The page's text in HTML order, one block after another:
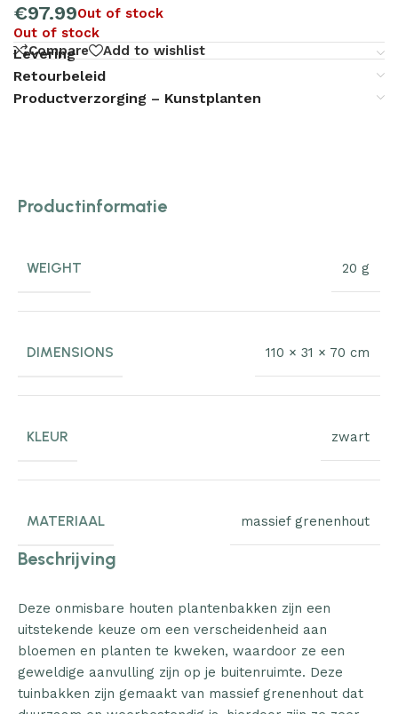
€97.99Out of stock
Out of stock
Compare
Add to wishlist
Levering
Retourbeleid
Productverzorging – Kunstplanten
Productinformatie
WEIGHT 20 g
DIMENSIONS 110 × 31 × 70 cm
KLEUR zwart
MATERIAAL massief grenenhout
Beschrijving
Deze onmisbare houten plantenbakken zijn een
uitstekende keuze om een verscheidenheid aan
bloemen en planten te kweken, waardoor ze een
geweldige aanvulling zijn op je buitenruimte. Deze
tuinbakken zijn gemaakt van massief grenenhout dat